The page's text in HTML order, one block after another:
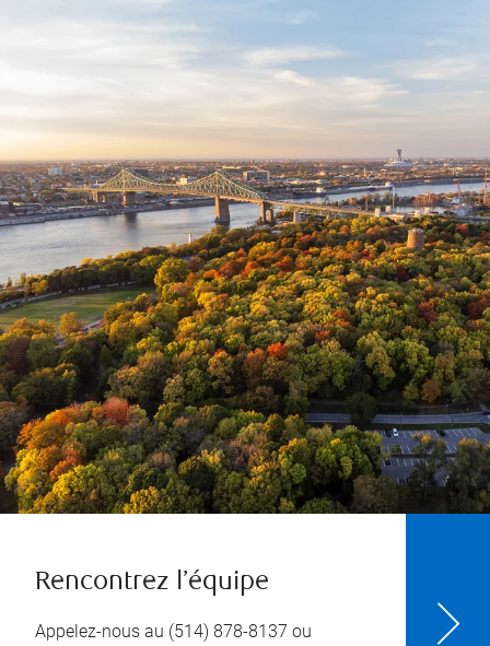
Rencontrez l’équipe
Appelez-nous au (514) 878-8137 ou